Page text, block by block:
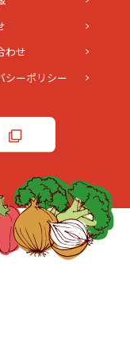
わせ
シーポリシー